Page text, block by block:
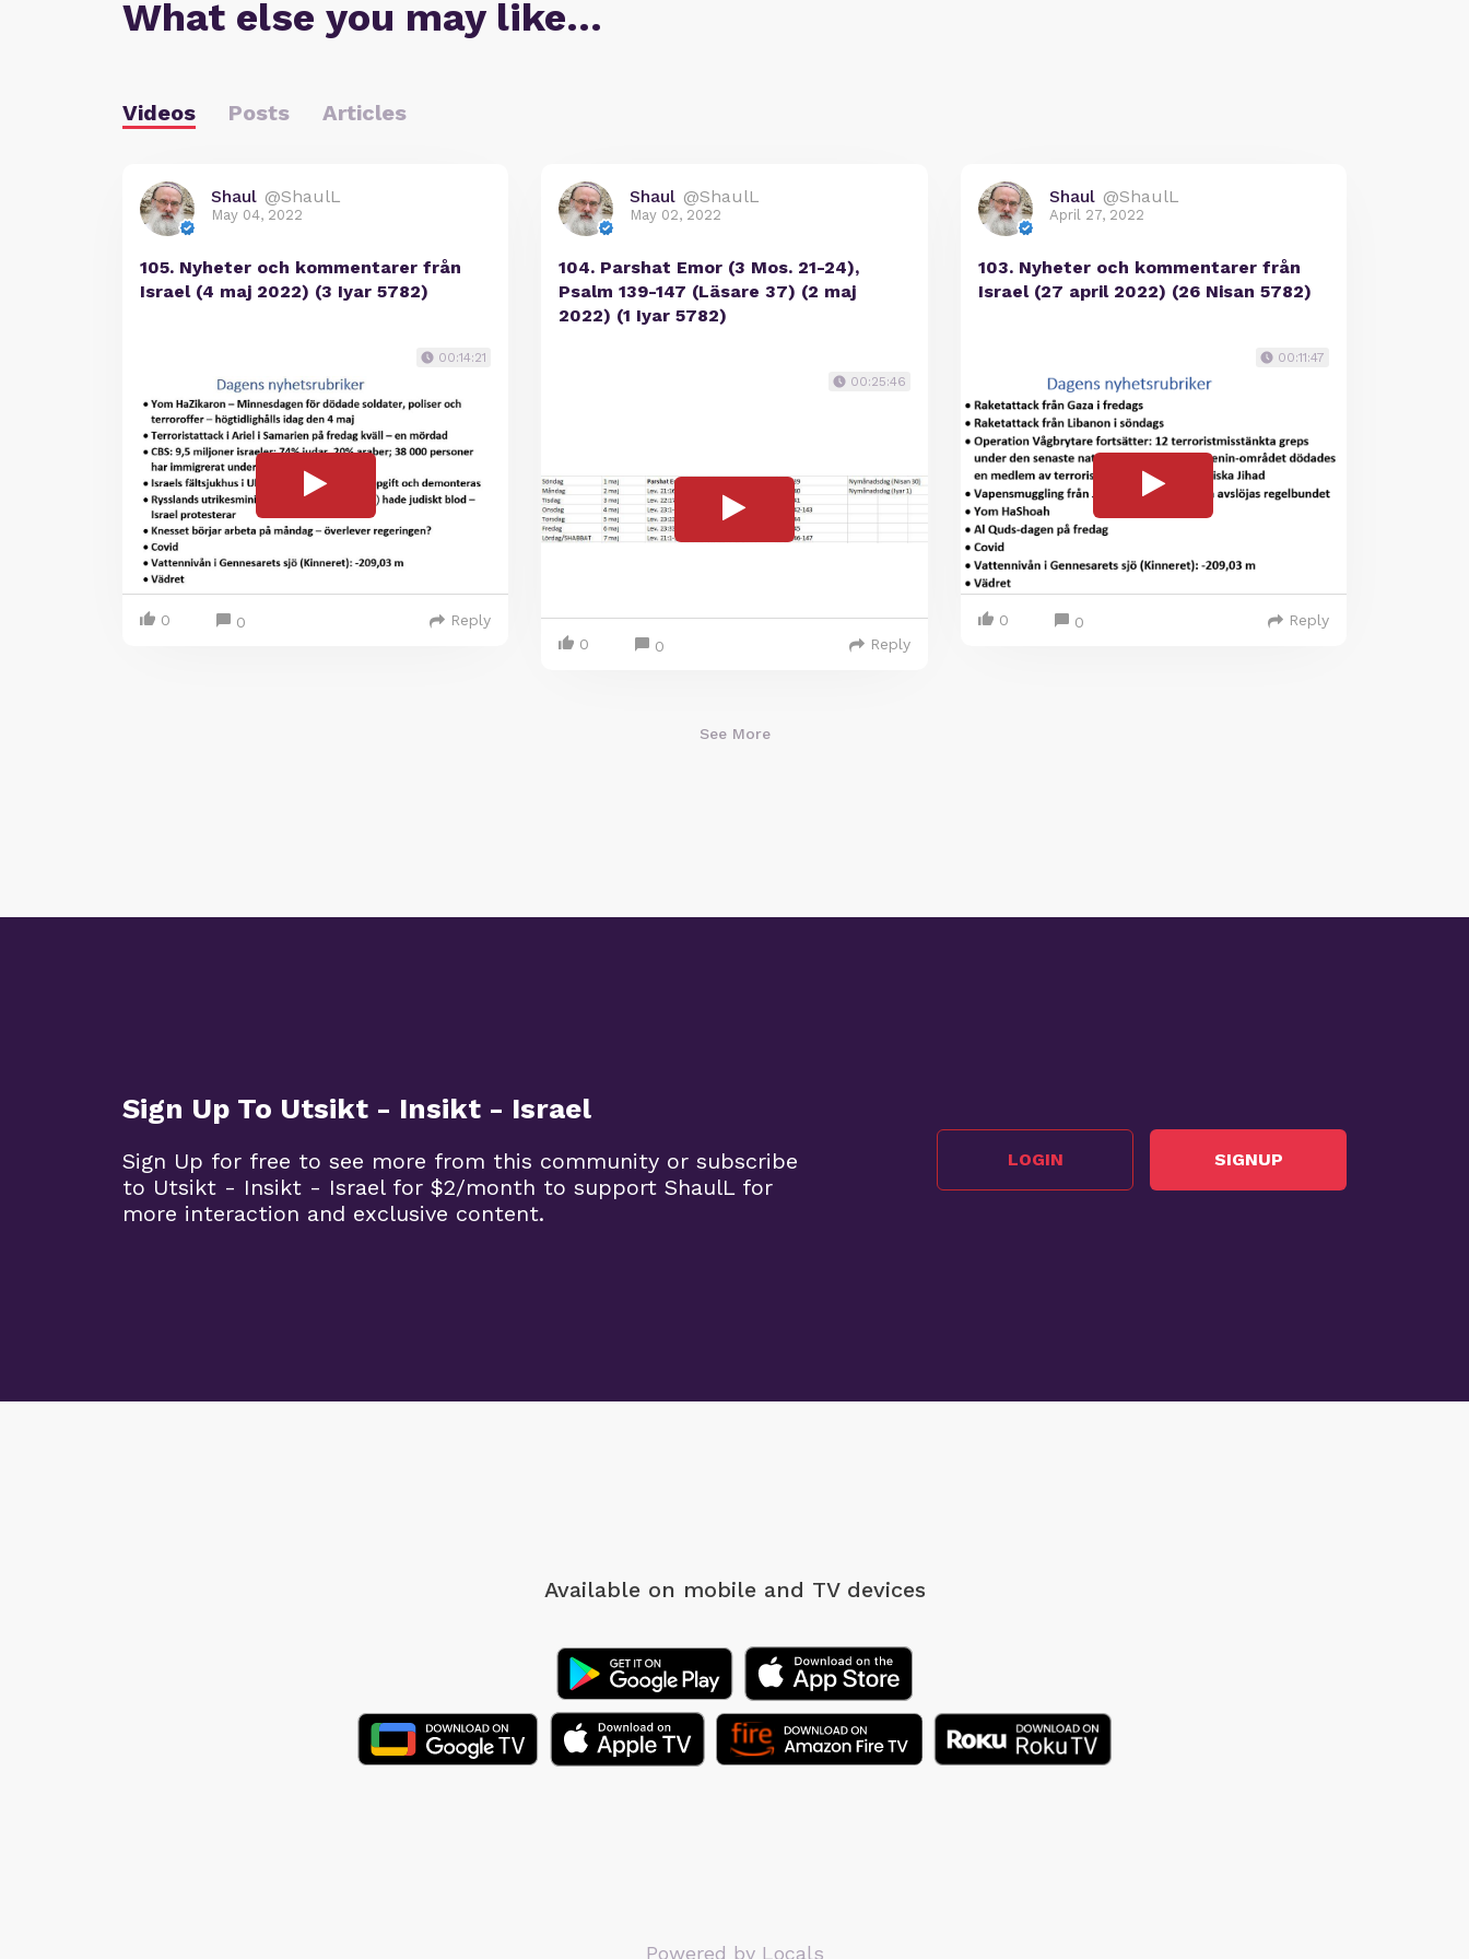
What else you may like…
Videos Posts Articles
Shaul @ShaulL
May 04, 2022
105. Nyheter och kommentarer från
Israel (4 maj 2022) (3 Iyar 5782)
00:14:21
0 0 Reply
Shaul @ShaulL
May 02, 2022
104. Parshat Emor (3 Mos. 21-24),
Psalm 139-147 (Läsare 37) (2 maj
2022) (1 Iyar 5782)
00:25:46
0 0 Reply
Shaul @ShaulL
April 27, 2022
103. Nyheter och kommentarer från
Israel (27 april 2022) (26 Nisan 5782)
00:11:47
0 0 Reply
See More
Sign Up To Utsikt - Insikt - Israel
Sign Up for free to see more from this community or subscribe
to Utsikt - Insikt - Israel for $2/month to support ShaulL for
more interaction and exclusive content.
LOGIN SIGNUP
Available on mobile and TV devices
Powered by Locals